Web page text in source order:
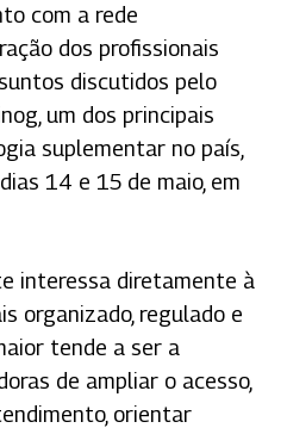
com a rede
dos profissionais
discutidos pelo
um dos principais
suplementar no país,
14 e 15 de maio, em
interessa diretamente à
organizado, regulado e
tende a ser a
de ampliar o acesso,
orientar